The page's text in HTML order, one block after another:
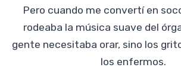
Pero cuando me convertí en
rodeaba la música suave del
gente necesitaba orar, sino los
los enfermos.